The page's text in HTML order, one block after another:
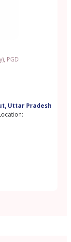
PGD
Uttar Pradesh